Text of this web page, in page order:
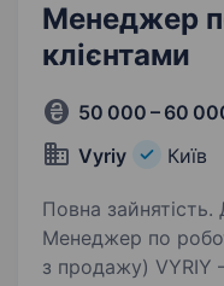
Менеджер
клієнтами
50 000 – 60
Vyriy Київ
Повна зайнятість.
Менеджер по
з продажу) VYRIY